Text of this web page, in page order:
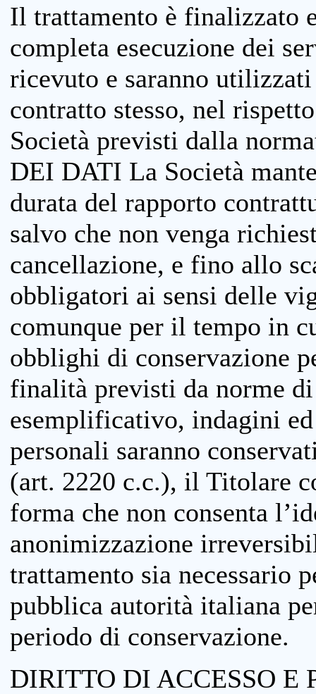
Il trattamento è finalizzato
completa esecuzione dei
ricevuto e saranno
contratto stesso, nel
Società previsti dalla
DEI DATI La Società
durata del rapporto
salvo che non venga
cancellazione, e fino allo
obbligatori ai sensi delle
comunque per il tempo in
obblighi di conservazione
finalità previsti da norme
esemplificativo, indagini
personali saranno
(art. 2220 c.c.), il Titolare
forma che non consenta
anonimizzazione
trattamento sia necessario
pubblica autorità italiana
periodo di conservazione.
DIRITTO DI ACCESSO